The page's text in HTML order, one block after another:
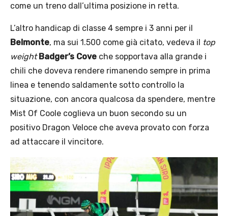
come un treno dall’ultima posizione in retta.
L’altro handicap di classe 4 sempre i 3 anni per il
Belmonte, ma sui 1.500 come già citato, vedeva il top
weight Badger’s Cove che sopportava alla grande i
chili che doveva rendere rimanendo sempre in prima
linea e tenendo saldamente sotto controllo la
situazione, con ancora qualcosa da spendere, mentre
Mist Of Coole coglieva un buon secondo su un
positivo Dragon Veloce che aveva provato con forza
ad attaccare il vincitore.